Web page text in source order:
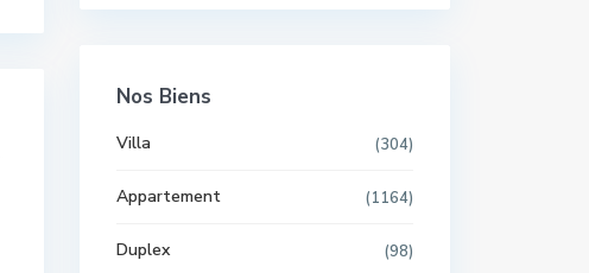
Nos Biens
Villa (304)
Appartement (1164)
Duplex (98)